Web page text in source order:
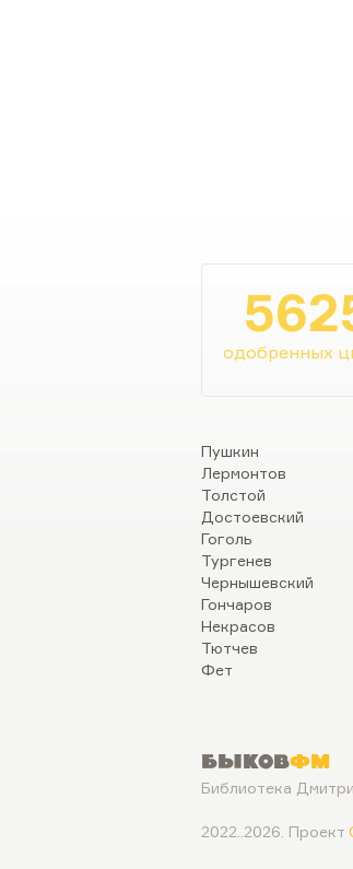
одобренных
Пушкин
Лермонтов
Толстой
Достоевский
Гоголь
Тургенев
Чернышевский
Гончаров
Некрасов
Тютчев
Фет
БыковФМ
Библиотека
2022..2026. Проект